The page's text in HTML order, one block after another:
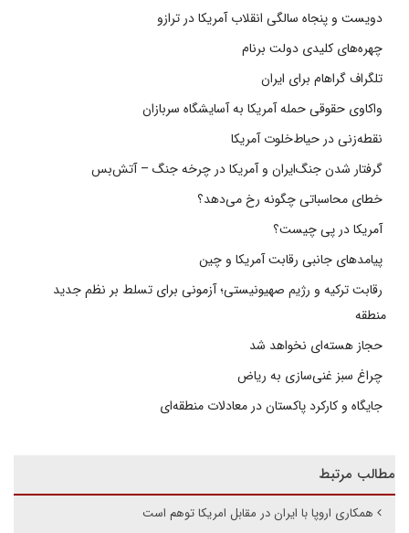
دویست و پنجاه سالگی انقلاب آمریکا در ترازو
چهره‌های کلیدی دولت برنام
تلگراف گراهام برای ایران
واکاوی حقوقی حمله آمریکا به آسایشگاه سربازان
نقطه‌زنی در حیاط‌خلوت آمریکا
گرفتار شدن جنگ‌ایران و آمریکا در چرخه جنگ – آتش‌بس
خطای محاسباتی چگونه رخ می‌دهد؟
آمریکا در پی چیست؟
پیامدهای جانبی رقابت آمریکا و چین
رقابت ترکیه و رژیم صهیونیستی؛ آزمونی برای تسلط بر نظم جدید
منطقه
حجاز هسته‌ای نخواهد شد
چراغ سبز غنی‌سازی به ریاض
جایگاه و کارکرد پاکستان در معادلات منطقه‌ای
مطالب مرتبط
همکاری اروپا با ایران در مقابل امریکا توهم است